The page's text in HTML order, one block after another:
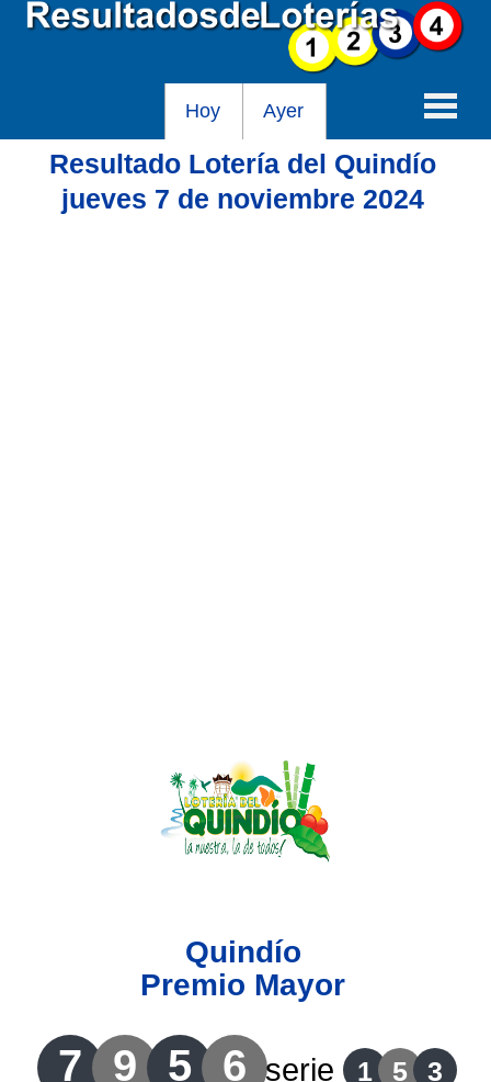
Hoy Ayer
Baloto
Lotería de Bogotá
Lotería de Risaralda
Lotería de Santander
Lotería del Cauca
Resultado Lotería del Quindío
jueves 7 de noviembre 2024
Quindío
Premio Mayor
7 9 5 6 serie 1 5 3